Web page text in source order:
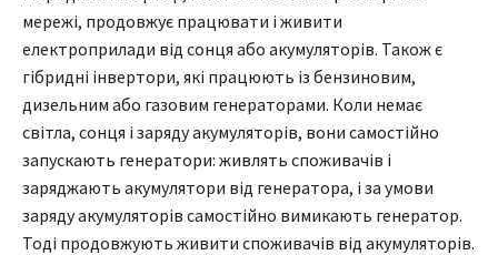
мережі, продовжує працювати і живити
електроприлади від сонця або акумуляторів. Також є
гібридні інвертори, які працюють із бензиновим,
дизельним або газовим генераторами. Коли немає
світла, сонця і заряду акумуляторів, вони самостійно
запускають генератори: живлять споживачів і
заряджають акумулятори від генератора, і за умови
заряду акумуляторів самостійно вимикають генератор.
Тоді продовжують живити споживачів від акумуляторів.